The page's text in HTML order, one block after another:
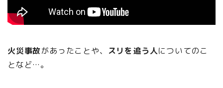
火災事故があったことや、 スリを追う人についてのこ
となど…。